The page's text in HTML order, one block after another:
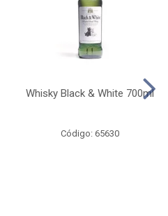
Whisky Black & White 700ml
Código: 65630